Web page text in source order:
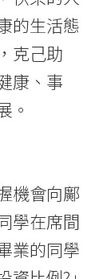
的生活態
克己助
康、事
。
機會向鄺
學在席間
業的同學